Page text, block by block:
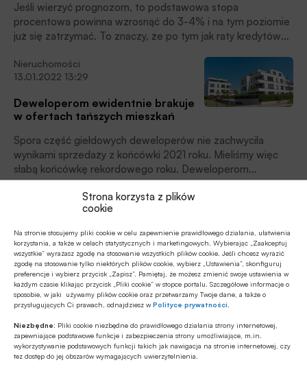
Strona korzysta z plików
cookie
Na stronie stosujemy pliki cookie w celu zapewnienie prawidłowego działania, ułatwienia
korzystania, a także w celach statystycznych i marketingowych. Wybierając „Zaakceptuj
wszystkie” wyrażasz zgodę na stosowanie wszystkich plików cookie. Jeśli chcesz wyrazić
zgodę na stosowanie tylko niektórych plików cookie, wybierz „Ustawienia”, skonfiguruj
preferencje i wybierz przycisk „Zapisz”. Pamiętaj, że możesz zmienić swoje ustawienia w
każdym czasie klikając przycisk „Pliki cookie” w stopce portalu. Szczegółowe informacje o
sposobie, w jaki używamy plików cookie oraz przetwarzamy Twoje dane, a także o
przysługujących Ci prawach, odnajdziesz wPolityce prywatności
Niezbędne: Pliki cookie niezbędne do prawidłowego działania strony internetowej,
zapewniające podstawowe funkcje i zabezpieczenia strony umożliwiające, m.in.
wykorzystywanie podstawowych funkcji takich jak nawigacja na stronie internetowej, czy
tez dostęp do jej obszarów wymagających uwierzytelnienia.
Jeśli wierzyć prognozom, to podstawowa stopa
procentowa powinna wzrosnąć do 3-4% i na tym poziomie
już się zatrzymać. To znaczy, że po tym jak raty kredytów
jesteśmy kresu podwyżek.
Nieruchomości
13.01.2022 13:29
Deweloperom ewidentnie brakuje
w ofertach tańszych mieszkań
Spora część giełdowych deweloperów nie zachwyciła
wynikami sprzedaży z końcówki 2021 roku. Mieliśmy więc
słabą końcówkę rekordowego roku. Deweloperom
ewidentnie brakuje w ofertach tańszych mieszkań. Te
rodacy wykupują na pniu.
Finanse osobiste
07.01.2022 13:40
Stwórz własną tarczę
antyinflacyjną, spłać lub nadpłać swój kredyt
Decyzje Rady Polityki Pieniężnej podwyższające stopy
procentowe pociągają za sobą wzrost wysokości rat
kredytów hipotecznych. Niektórzy kredytobiorcy mogą w
zobowiązania, zwłaszcza w obliczu spodziewanych
kolejnych wzrostów oprocentowania kredytów. W jakiej
sytuacji rozwiązanie takie byłoby faktycznie opłacalne?
Finanse osobiste
05.01.2022 13:09